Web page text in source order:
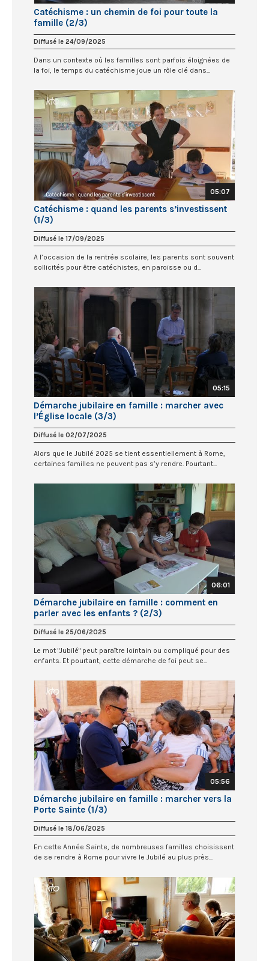
Catéchisme : un chemin de foi pour toute la
famille (2/3)
Diffusé le 24/09/2025
Dans un contexte où les familles sont parfois éloignées de
la foi, le temps du catéchisme joue un rôle clé dans...
05:07
Catéchisme : quand les parents s’investissent
(1/3)
Diffusé le 17/09/2025
A l’occasion de la rentrée scolaire, les parents sont souvent
sollicités pour être catéchistes, en paroisse ou d...
05:15
Démarche jubilaire en famille : marcher avec
l’Église locale (3/3)
Diffusé le 02/07/2025
Alors que le Jubilé 2025 se tient essentiellement à Rome,
certaines familles ne peuvent pas s’y rendre. Pourtant...
06:01
Démarche jubilaire en famille : comment en
parler avec les enfants ? (2/3)
Diffusé le 25/06/2025
Le mot "Jubilé" peut paraître lointain ou compliqué pour des
enfants. Et pourtant, cette démarche de foi peut se...
05:56
Démarche jubilaire en famille : marcher vers la
Porte Sainte (1/3)
Diffusé le 18/06/2025
En cette Année Sainte, de nombreuses familles choisissent
de se rendre à Rome pour vivre le Jubilé au plus près...